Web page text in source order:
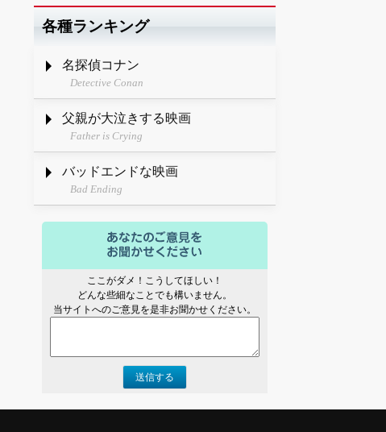
各種ランキング
名探偵コナン
Detective Conan
父親が大泣きする映画
Father is Crying
バッドエンドな映画
Bad Ending
ここがダメ！こうしてほしい！
どんな些細なことでも構いません。
当サイトへのご意見を是非お聞かせください。
送信する